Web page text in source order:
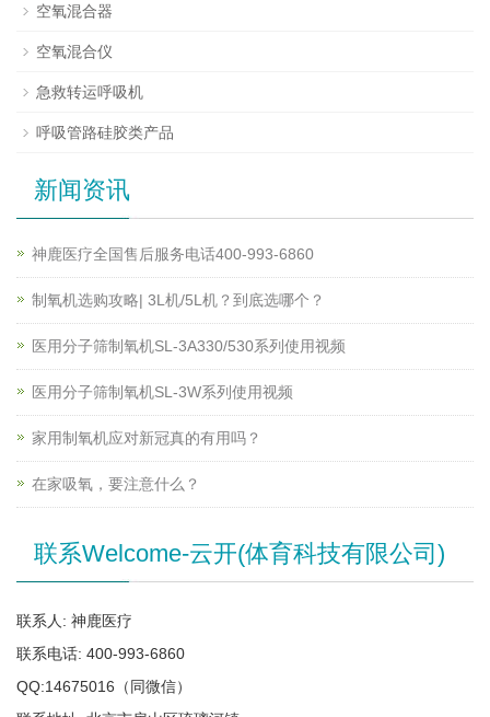
空氧混合器
空氧混合仪
急救转运呼吸机
呼吸管路硅胶类产品
新闻资讯
神鹿医疗全国售后服务电话400-993-6860
制氧机选购攻略| 3L机/5L机？到底选哪个？
医用分子筛制氧机SL-3A330/530系列使用视频
医用分子筛制氧机SL-3W系列使用视频
家用制氧机应对新冠真的有用吗？
在家吸氧，要注意什么？
联系Welcome-云开(体育科技有限公司)
联系人: 神鹿医疗
联系电话: 400-993-6860
QQ:14675016（同微信）